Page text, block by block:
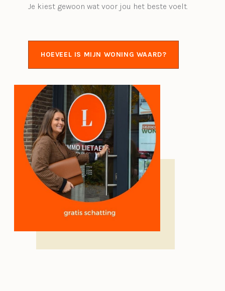
Je kiest gewoon wat voor jou het beste voelt.
HOEVEEL IS MIJN WONING WAARD?